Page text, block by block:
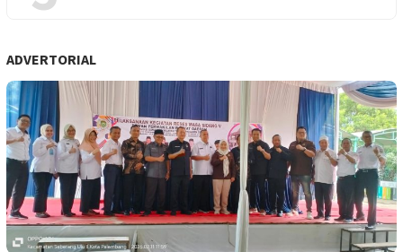
ADVERTORIAL